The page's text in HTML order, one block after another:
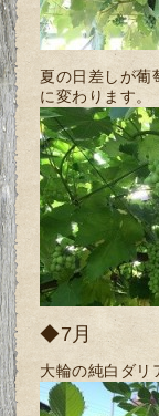
夏の日差しが葡
に変わります。
◆7月
大輪の純白ダリ